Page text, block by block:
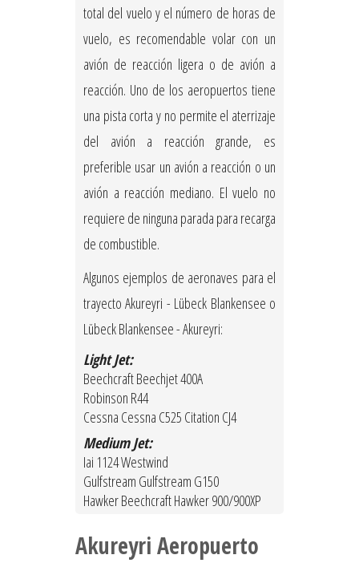
total del vuelo y el número de horas de
vuelo, es recomendable volar con un
avión de reacción ligera o de avión a
reacción. Uno de los aeropuertos tiene
una pista corta y no permite el aterrizaje
del avión a reacción grande, es
preferible usar un avión a reacción o un
avión a reacción mediano. El vuelo no
requiere de ninguna parada para recarga
de combustible.
Algunos ejemplos de aeronaves para el
trayecto Akureyri - Lübeck Blankensee o
Lübeck Blankensee - Akureyri:
Light Jet:
Beechcraft Beechjet 400A
Robinson R44
Cessna Cessna C525 Citation CJ4
Medium Jet:
Iai 1124 Westwind
Gulfstream Gulfstream G150
Hawker Beechcraft Hawker 900/900XP
Akureyri Aeropuerto